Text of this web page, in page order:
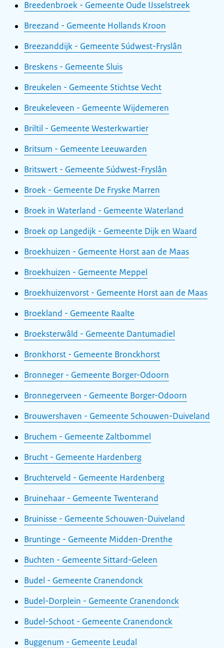
Breedenbroek - Gemeente Oude IJsselstreek
Breezand - Gemeente Hollands Kroon
Breezanddijk - Gemeente Súdwest-Fryslân
Breskens - Gemeente Sluis
Breukelen - Gemeente Stichtse Vecht
Breukeleveen - Gemeente Wijdemeren
Briltil - Gemeente Westerkwartier
Britsum - Gemeente Leeuwarden
Britswert - Gemeente Súdwest-Fryslân
Broek - Gemeente De Fryske Marren
Broek in Waterland - Gemeente Waterland
Broek op Langedijk - Gemeente Dijk en Waard
Broekhuizen - Gemeente Horst aan de Maas
Broekhuizen - Gemeente Meppel
Broekhuizenvorst - Gemeente Horst aan de Maas
Broekland - Gemeente Raalte
Broeksterwâld - Gemeente Dantumadiel
Bronkhorst - Gemeente Bronckhorst
Bronneger - Gemeente Borger-Odoorn
Bronnegerveen - Gemeente Borger-Odoorn
Brouwershaven - Gemeente Schouwen-Duiveland
Bruchem - Gemeente Zaltbommel
Brucht - Gemeente Hardenberg
Bruchterveld - Gemeente Hardenberg
Bruinehaar - Gemeente Twenterand
Bruinisse - Gemeente Schouwen-Duiveland
Bruntinge - Gemeente Midden-Drenthe
Buchten - Gemeente Sittard-Geleen
Budel - Gemeente Cranendonck
Budel-Dorplein - Gemeente Cranendonck
Budel-Schoot - Gemeente Cranendonck
Buggenum - Gemeente Leudal